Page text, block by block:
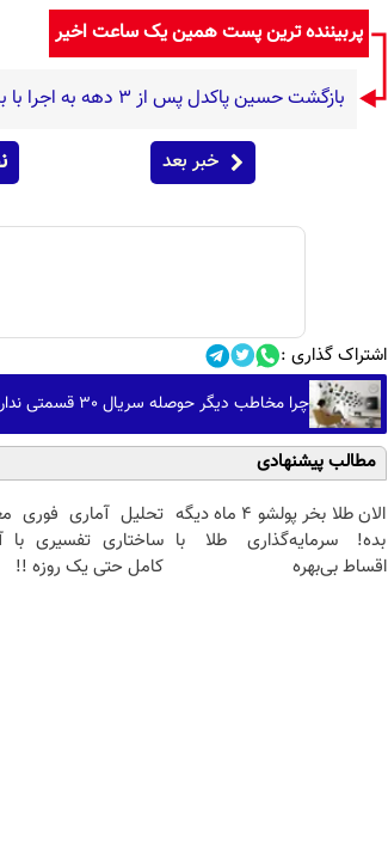
پربیننده ترین پست همین یک ساعت اخیر
بازگشت حسین پاکدل پس از ۳ دهه به اجرا با برنامه «هزار داستان»
خبر بعد
اشتراک گذاری :
چرا مخاطب دیگر حوصله سریال 30 قسمتی ندارد؟
مطالب پیشنهادی
الان طلا بخر پولشو 4 ماه دیگه
بده! سرمایه‌گذاری طلا با
اقساط بی‌بهره
تحلیل آماری فوری
ساختاری تفسیری با
کامل حتی یک روزه !!